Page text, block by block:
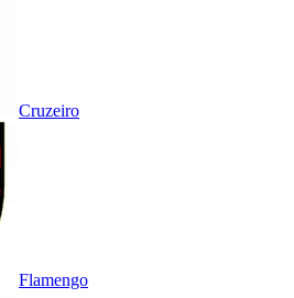
Cruzeiro
Flamengo